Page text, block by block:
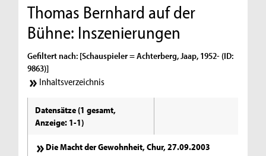
Thomas Bernhard auf der
Bühne: Inszenierungen
Gefiltert nach: [Schauspieler = Achterberg, Jaap, 1952- (ID:
9863)]
Inhaltsverzeichnis
Datensätze (1 gesamt,
Anzeige: 1-1)
Die Macht der Gewohnheit, Chur, 27.09.2003